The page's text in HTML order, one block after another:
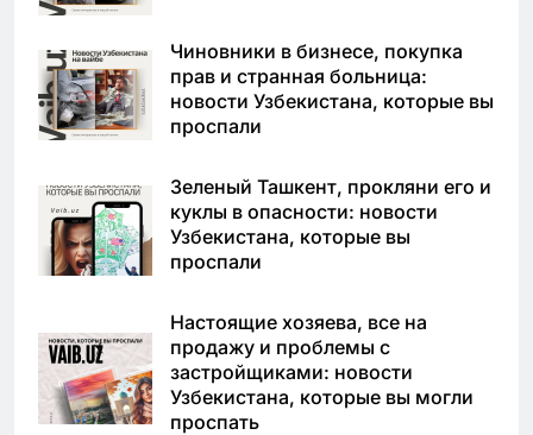
Чиновники в бизнесе, покупка
прав и странная больница:
новости Узбекистана, которые вы
проспали
Зеленый Ташкент, прокляни его и
куклы в опасности: новости
Узбекистана, которые вы
проспали
Настоящие хозяева, все на
продажу и проблемы с
застройщиками: новости
Узбекистана, которые вы могли
проспать